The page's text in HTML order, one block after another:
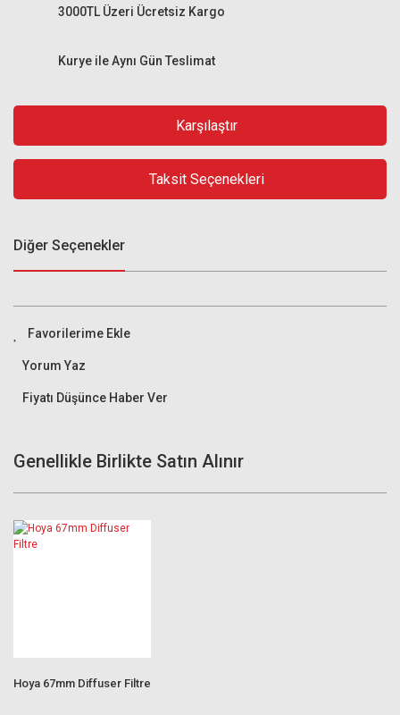
Kurye ile Aynı Gün Teslimat
3000TL Üzeri Ücretsiz Kargo
Karşılaştır
Taksit Seçenekleri
Diğer Seçenekler
Yorum Yaz
Fiyatı Düşünce Haber Ver
Genellikle Birlikte Satın Alınır
Hoya 67mm Diffuser Filtre